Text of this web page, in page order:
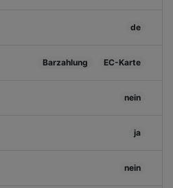
de
Barzahlung EC-Karte
nein
ja
nein